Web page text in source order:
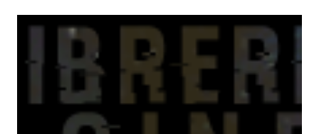
obiettivi! OBIETTIVI Iniziamo con un obiettivo facile facile:
L'Oceania è circondata dal mare! Un libro nel quale il mare è
l'elemento fondamentale. Un libro sulle sirene, un libro con
protagonisti dei surfisti.. un libro importante nella storia
della letteratura australiana, neozelandese, ecc . l'Oceania